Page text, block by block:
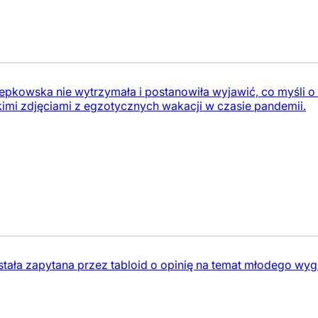
nie wytrzymała i postanowiła wyjawić, co myśli
zdjęciami z egzotycznych wakacji w czasie pandemii.
zapytana przez tabloid o opinię na temat młodego